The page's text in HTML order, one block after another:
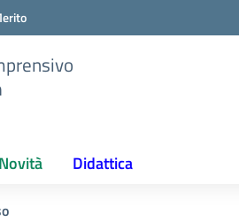
Novità Didattica